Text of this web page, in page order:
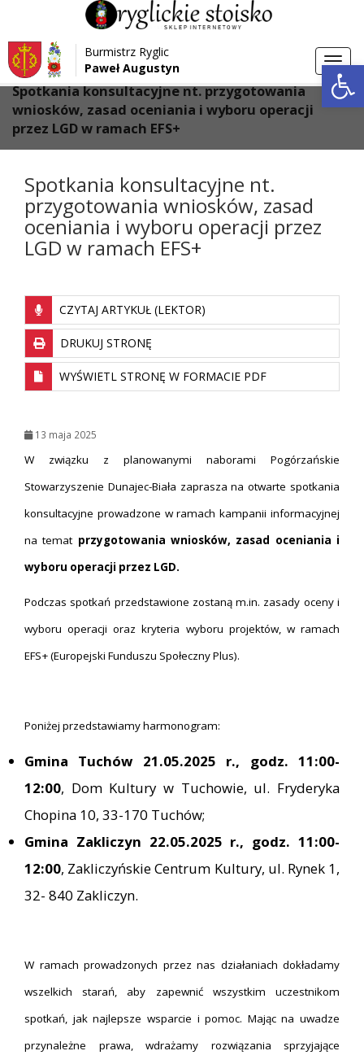
Przejdź do menu
Przejdź do głównej treści strony
Przejdź do stopki strony
Burmistrz Ryglic
Paweł Augustyn
Strona główna > Aktualności
Spotkania konsultacyjne nt. przygotowania
wniosków, zasad oceniania i wyboru operacji
przez LGD w ramach EFS+
Spotkania konsultacyjne nt.
przygotowania wniosków, zasad
oceniania i wyboru operacji przez
LGD w ramach EFS+
CZYTAJ ARTYKUŁ (LEKTOR)
DRUKUJ STRONĘ
WYŚWIETL STRONĘ W FORMACIE PDF
13 maja 2025
W związku z planowanymi naborami Pogórzańskie
Stowarzyszenie Dunajec-Biała zaprasza na otwarte spotkania
konsultacyjne prowadzone w ramach kampanii informacyjnej
na temat przygotowania wniosków, zasad oceniania i
wyboru operacji przez LGD.
Podczas spotkań przedstawione zostaną m.in. zasady oceny i
wyboru operacji oraz kryteria wyboru projektów, w ramach
EFS+ (Europejski Funduszu Społeczny Plus).
Poniżej przedstawiamy harmonogram:
Gmina Tuchów
21.05.2025 r., godz. 11:00-
12:00, Dom Kultury w Tuchowie, ul. Fryderyka
Chopina 10, 33-170 Tuchów;
Gmina Zakliczyn 22.05.2025 r., godz. 11:00-
12:00, Zakliczyńskie Centrum Kultury, ul. Rynek 1,
32- 840 Zakliczyn.
W ramach prowadzonych przez nas działaniach dokładamy
wszelkich starań, aby zapewnić wszystkim uczestnikom
spotkań, jak najlepsze wsparcie i pomoc. Mając na uwadze
przynależne prawa, wdrażamy rozwiązania sprzyjające